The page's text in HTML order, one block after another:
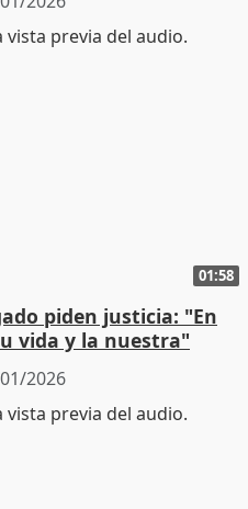
01:58
piden justicia: "En
vida y la nuestra"
2026